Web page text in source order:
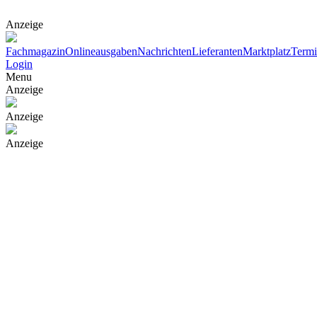
Anzeige
FachmagazinOnlineausgabenNachrichtenLieferantenMarktplatz
Login
Menu
Anzeige
Anzeige
Anzeige